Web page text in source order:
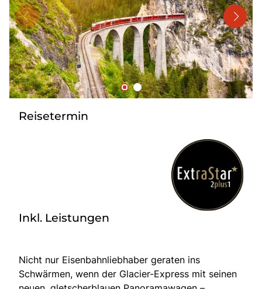
Bus anmieten
Linienverkehr
Service
Kontakt
Reisetermin
Inkl. Leistungen
Nicht nur Eisenbahnliebhaber geraten ins
Schwärmen, wenn der Glacier-Express mit seinen